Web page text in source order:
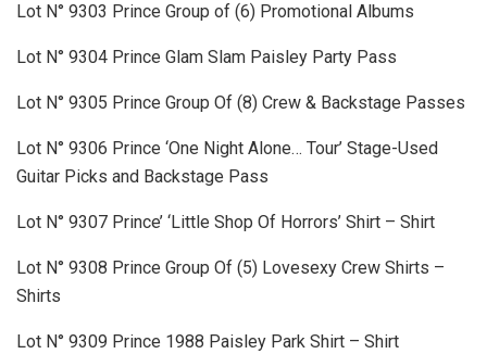
Lot N° 9303 Prince Group of (6) Promotional Albums
Lot N° 9304 Prince Glam Slam Paisley Party Pass
Lot N° 9305 Prince Group Of (8) Crew & Backstage Passes
Lot N° 9306 Prince ‘One Night Alone… Tour’ Stage-Used
Guitar Picks and Backstage Pass
Lot N° 9307 Prince’ ‘Little Shop Of Horrors’ Shirt – Shirt
Lot N° 9308 Prince Group Of (5) Lovesexy Crew Shirts –
Shirts
Lot N° 9309 Prince 1988 Paisley Park Shirt – Shirt